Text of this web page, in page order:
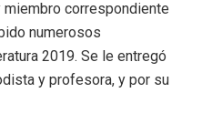
miembro correspondiente
numerosos
2019. Se le entregó
y profesora, y por su